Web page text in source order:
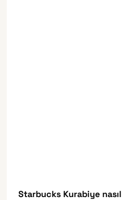
Starbucks Kurabiye nasıl